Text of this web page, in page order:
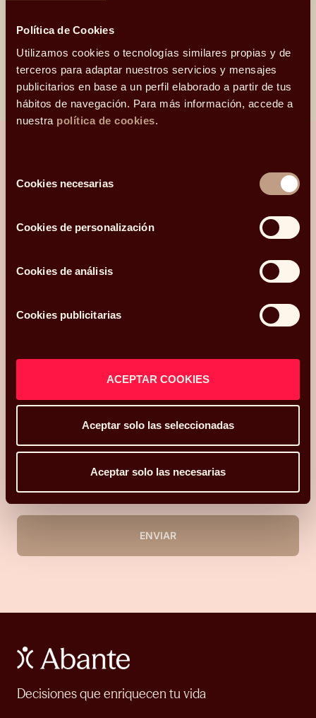
Política de Cookies
Utilizamos cookies o tecnologías similares propias y de
terceros para adaptar nuestros servicios y mensajes
publicitarios en base a un perfil elaborado a partir de tus
hábitos de navegación. Para más información, accede a
nuestra política de cookies.
deCookies necesarias
Cookies de personalización
Cookies de análisis
Cookies publicitarias
ACEPTAR COOKIES
Aceptar solo las seleccionadas
Aceptar solo las necesarias
Abante impulsa su crecimiento con la
incorporación de 43 profesionales a sus
equipos
¿Hablamos?
claridad.
Hola, me llamo
y mi correo electrónico
contactarme en el teléfono
Mi código postal es
¿Qué más te gustaría compartir con nosotros?
Acepto recibir comunicaciones relacionadas con mi consulta.
He leído y acepto laPolítica de privacidad y Cookies
ENVIAR
Decisiones que enriquecen tu vida